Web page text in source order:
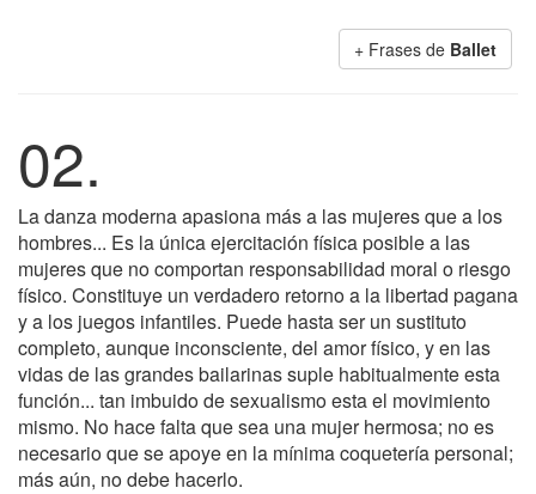
+ Frases de Ballet
02.
La danza moderna apasiona más a las mujeres que a los
hombres... Es la única ejercitación física posible a las
mujeres que no comportan responsabilidad moral o riesgo
físico. Constituye un verdadero retorno a la libertad pagana
y a los juegos infantiles. Puede hasta ser un sustituto
completo, aunque inconsciente, del amor físico, y en las
vidas de las grandes bailarinas suple habitualmente esta
función... tan imbuido de sexualismo esta el movimiento
mismo. No hace falta que sea una mujer hermosa; no es
necesario que se apoye en la mínima coquetería personal;
más aún, no debe hacerlo.